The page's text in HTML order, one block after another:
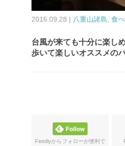
2016.09.28 | 八重山諸島 食
台風が来ても十分に楽し
歩いて楽しいオススメの
Feedlyからフォローが便利で